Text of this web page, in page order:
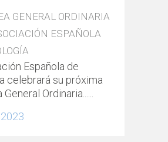
GENERAL ORDINARIA
ESPAÑOLA
Española de
celebrará su próxima
Ordinaria......